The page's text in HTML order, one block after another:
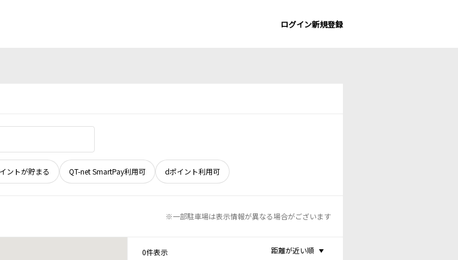
ログイン新規登録
ントが貯まる QT-net SmartPay利用可 dポイント利用可
※一部駐車場は表示情報が異なる場合がございます
0件表示 距離が近い順